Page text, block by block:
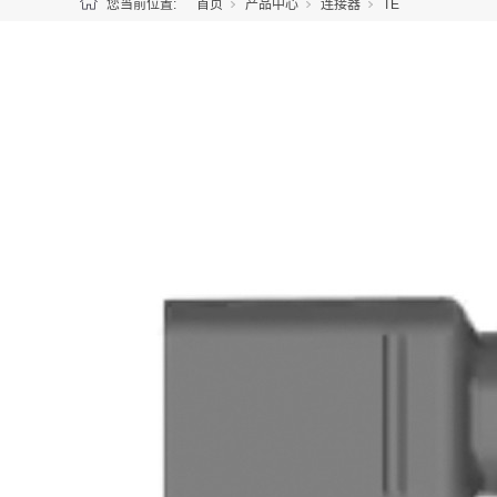
您当前位置: 首页 产品中心 连接器 TE